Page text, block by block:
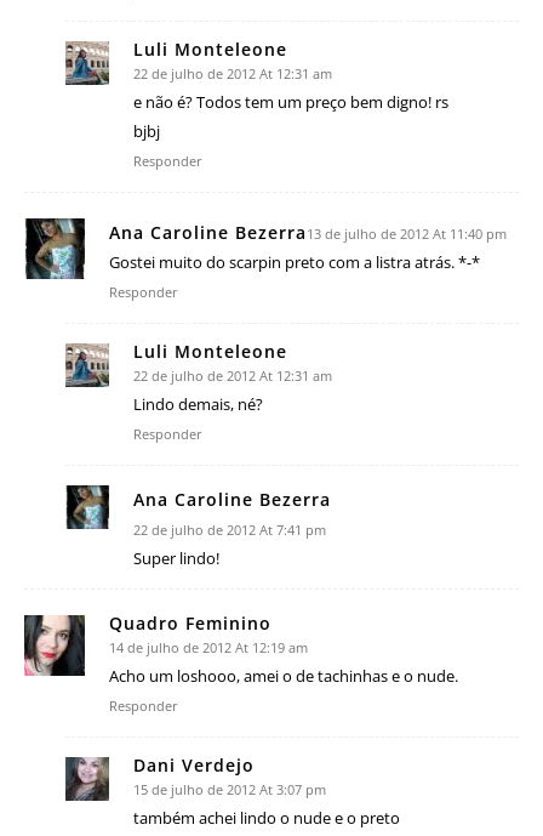
Luli Monteleone
22 de julho de 2012 At 12:31 am
e não é? Todos tem um preço bem digno! rs
bjbj
Responder
Ana Caroline Bezerra 13 de julho de 2012 At 11:40 pm
Gostei muito do scarpin preto com a listra atrás. *-*
Responder
Luli Monteleone
22 de julho de 2012 At 12:31 am
Lindo demais, né?
Responder
Ana Caroline Bezerra
22 de julho de 2012 At 7:41 pm
Super lindo!
Quadro Feminino
14 de julho de 2012 At 12:19 am
Acho um loshooo, amei o de tachinhas e o nude.
Responder
Dani Verdejo
15 de julho de 2012 At 3:07 pm
também achei lindo o nude e o preto